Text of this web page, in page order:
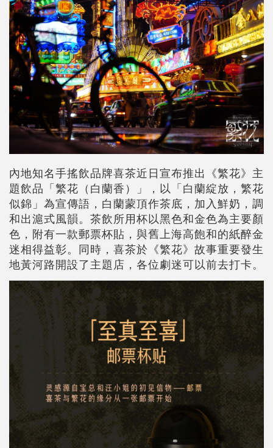
內地知名手搖飲品牌喜茶近日宣布推出《繁花》主
題飲品「繁花（白蘭香）」，以「白蘭綻放，繁花
似錦」為宣傳語，白蘭蒙頂作茶底，加入鮮奶，調
和出滬式風韻。茶飲所用杯以黑色和金色為主要顏
色，附有一款郵票杯貼，與舊上海高飽和的紙醉金
迷相得益彰。同時，喜茶於《繁花》故事重要發生
地黃河路開設了主題店，各位劇迷可以前去打卡。